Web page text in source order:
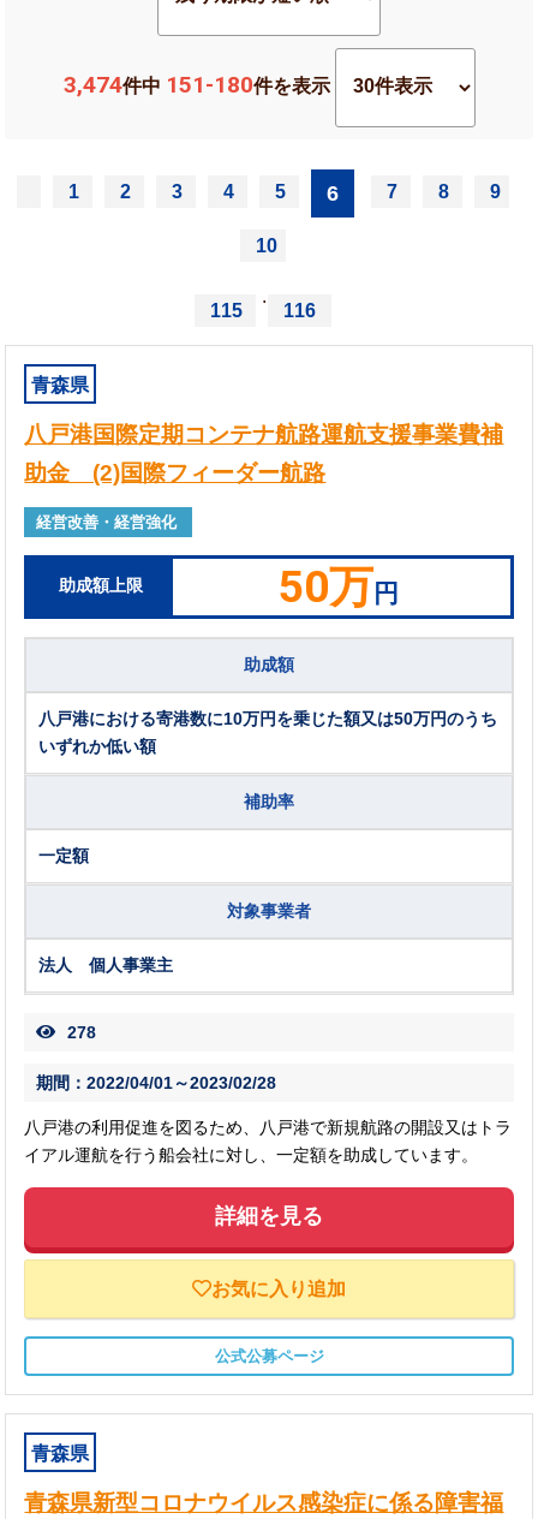
3,474件中 151-180件を表示
1 2 3 4 5 6 7 8 9
10
...
115 116
青森県
八戸港国際定期コンテナ航路運航支援事業費補
助金 (2)国際フィーダー航路
経営改善・経営強化
助成額上限 50万円
助成額
八戸港における寄港数に10万円を乗じた額又は50万円のうち
いずれか低い額
補助率
一定額
対象事業者
法人 個人事業主
278
期間：2022/04/01～2023/02/28
八戸港の利用促進を図るため、八戸港で新規航路の開設又はトラ
イアル運航を行う船会社に対し、一定額を助成しています。
詳細を見る
お気に入り追加
公式公募ページ
青森県
青森県新型コロナウイルス感染症に係る障害福